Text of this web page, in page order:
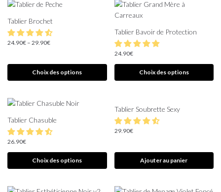
Tablier Brochet
24.90€ – 29.90€
Choix des options
Tablier Bavoir de Protection
24.90€
Choix des options
Tablier Chasuble
26.90€
Choix des options
Tablier Soubrette Sexy
29.90€
Ajouter au panier